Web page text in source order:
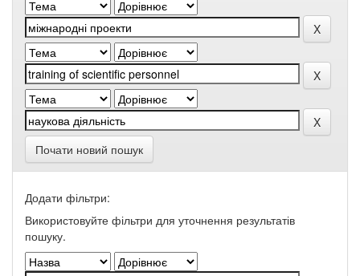
Почати новий пошук
Додати фільтри:
Використовуйте фільтри для уточнення результатів
пошуку.